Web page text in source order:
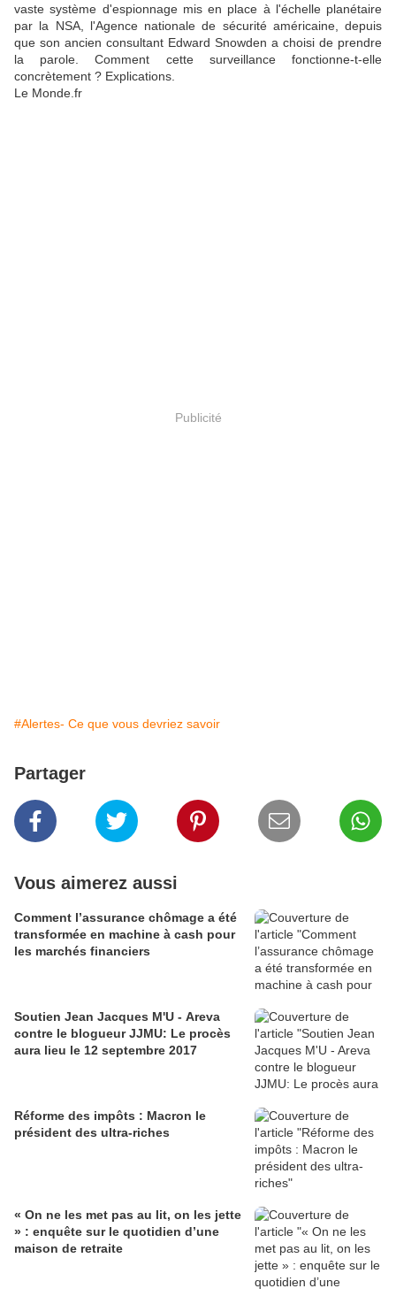
vaste système d'espionnage mis en place à l'échelle planétaire
par la NSA, l'Agence nationale de sécurité américaine, depuis
que son ancien consultant Edward Snowden a choisi de prendre
la parole. Comment cette surveillance fonctionne-t-elle
concrètement ? Explications.
Le Monde.fr
Publicité
#Alertes- Ce que vous devriez savoir
Partager
Vous aimerez aussi
Comment l’assurance chômage a été
transformée en machine à cash pour
les marchés financiers
Soutien Jean Jacques M'U - Areva
contre le blogueur JJMU: Le procès
aura lieu le 12 septembre 2017
Réforme des impôts : Macron le
président des ultra-riches
« On ne les met pas au lit, on les jette
» : enquête sur le quotidien d’une
maison de retraite